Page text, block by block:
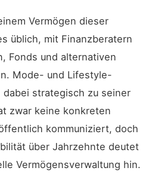
Vermögen dieser
üblich, mit Finanzberatern
Fonds und alternativen
Mode- und Lifestyle-
strategisch zu seiner
zwar keine konkreten
kommuniziert, doch
über Jahrzehnte deutet
Vermögensverwaltung hin.